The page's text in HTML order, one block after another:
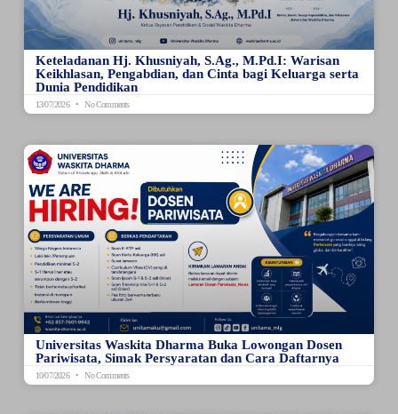
Keteladanan Hj. Khusniyah, S.Ag., M.Pd.I: Warisan
Keikhlasan, Pengabdian, dan Cinta bagi Keluarga serta
Dunia Pendidikan
13/07/2026 No Comments
Universitas Waskita Dharma Buka Lowongan Dosen
Pariwisata, Simak Persyaratan dan Cara Daftarnya
10/07/2026 No Comments